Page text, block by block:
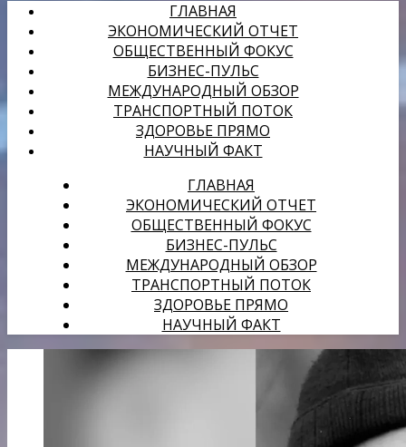
ГЛАВНАЯ
ЭКОНОМИЧЕСКИЙ ОТЧЕТ
ОБЩЕСТВЕННЫЙ ФОКУС
БИЗНЕС-ПУЛЬС
МЕЖДУНАРОДНЫЙ ОБЗОР
ТРАНСПОРТНЫЙ ПОТОК
ЗДОРОВЬЕ ПРЯМО
НАУЧНЫЙ ФАКТ
ГЛАВНАЯ
ЭКОНОМИЧЕСКИЙ ОТЧЕТ
ОБЩЕСТВЕННЫЙ ФОКУС
БИЗНЕС-ПУЛЬС
МЕЖДУНАРОДНЫЙ ОБЗОР
ТРАНСПОРТНЫЙ ПОТОК
ЗДОРОВЬЕ ПРЯМО
НАУЧНЫЙ ФАКТ